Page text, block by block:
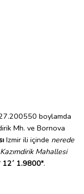
boylamda
Mh. ve Bornova
Izmir ili içinde nerede
Kazımdirik Mahallesi
12´ 1.9800".